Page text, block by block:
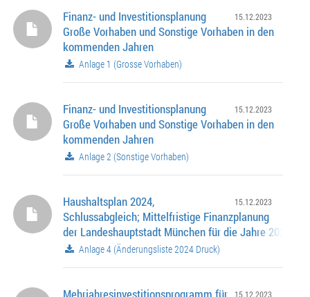
15.12.2023
Finanz- und Investitionsplanung
Große Vorhaben und Sonstige Vorhaben in den
kommenden Jahren
Anlage 1 (Grosse Vorhaben)
15.12.2023
Finanz- und Investitionsplanung
Große Vorhaben und Sonstige Vorhaben in den
kommenden Jahren
Anlage 2 (Sonstige Vorhaben)
15.12.2023
Haushaltsplan 2024,
Schlussabgleich; Mittelfristige Finanzplanung
der Landeshauptstadt München für die Jahre 2023 -
Kreditaufnahmen 2024
Anlage 4 (Änderungsliste 2024 Druck)
15.12.2023